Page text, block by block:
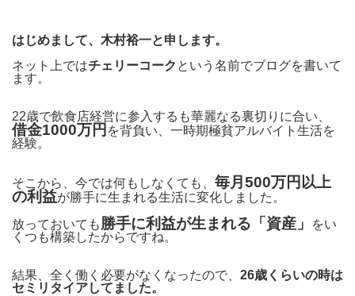
はじめまして、木村裕一と申します。
ネット上ではチェリーコーク という名前でブログを書いて
ます。
22歳で飲食店経営に参入するも華麗なる裏切りに合い、
借金1000万円 を背負い、一時期極貧アルバイト生活を
経験。
そこから、今では何もしなくても、 毎月500万円以上
の利益が勝手に生まれる生活に変化しました。
放っておいても勝手に利益が生まれる「資産」
をい
くつも構築したからですね。
結果、全く働く必要がなくなったので、 26歳くらいの時は
セミリタイアしてました。